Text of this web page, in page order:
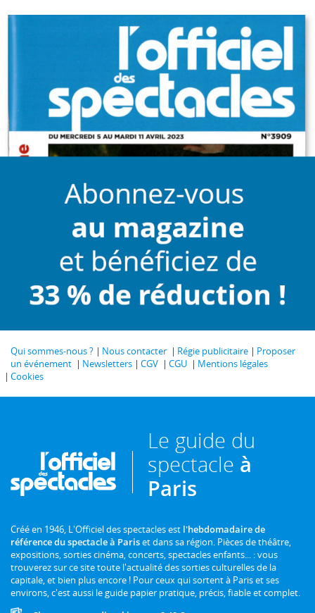
Qui sommes-nous ? Nous contacter Régie publicitaire
Proposer
un événement
Newsletters CGV CGU
Mentions légales
Cookies
Le guide du
spectacle à
Paris
Créé en 1946, L'Officiel des spectacles est l'hebdomadaire de
référence du spectacle à Pariset dans sa région. Pièces de théâtre,
expositions, sorties cinéma, concerts, spectacles enfants... : vous
trouverez sur ce site toute l'actualité des sorties culturelles de la
capitale, et bien plus encore ! Pour ceux qui sortent à Paris et ses
environs, c'est aussi le guide papier pratique, précis, fiable et complet.